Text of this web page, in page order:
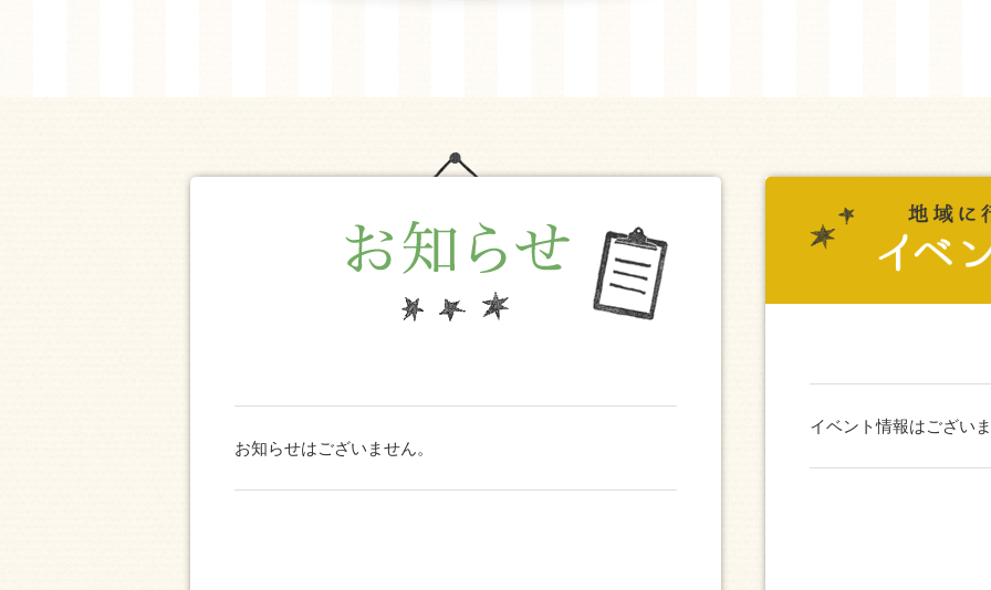
お知らせはございません。
イベント情報はござい